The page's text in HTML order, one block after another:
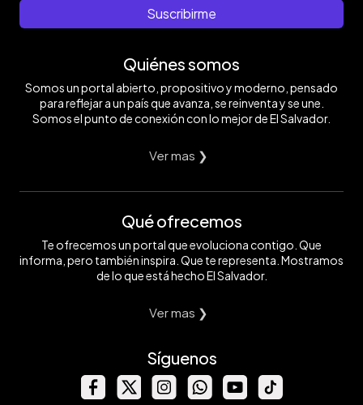
Suscribirme
Quiénes somos
Somos un portal abierto, propositivo y moderno, pensado
para reflejar a un país que avanza, se reinventa y se une.
Somos el punto de conexión con lo mejor de El Salvador.
Ver mas ❯
Qué ofrecemos
Te ofrecemos un portal que evoluciona contigo. Que
informa, pero también inspira. Que te representa. Mostramos
de lo que está hecho El Salvador.
Ver mas ❯
Síguenos